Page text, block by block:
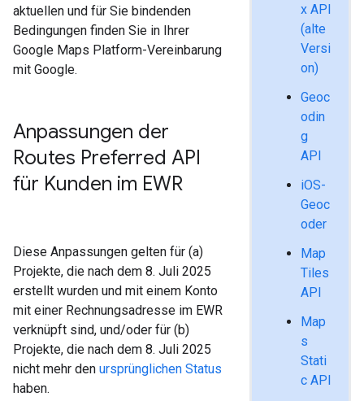
x API
(alte
Versi
on)
Geoc
odin
g
API
iOS-
Geoc
oder
Map
Tiles
API
Map
s
Stati
c API
aktuellen und für Sie bindenden
Bedingungen finden Sie in Ihrer
Google Maps Platform-Vereinbarung
mit Google.
Anpassungen der
Routes Preferred API
für Kunden im EWR
Diese Anpassungen gelten für (a)
Projekte, die nach dem 8. Juli 2025
erstellt wurden und mit einem Konto
mit einer Rechnungsadresse im EWR
verknüpft sind, und/oder für (b)
Projekte, die nach dem 8. Juli 2025
nicht mehr den ursprünglichen Status
haben.